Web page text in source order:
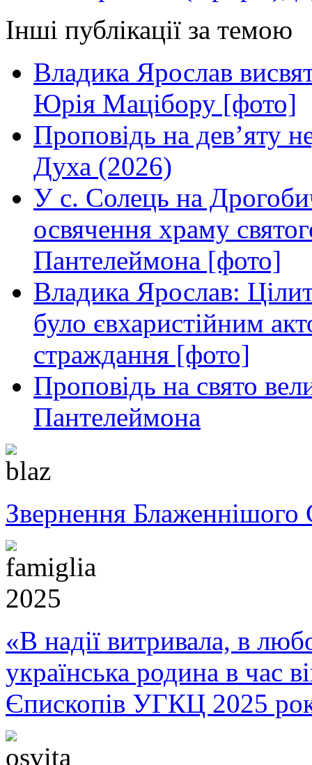
Інші публікації за темою
Владика Ярослав
Юрія Мацібору [фото]
Проповідь на дев’яту
Духа (2026)
У с. Солець на
освячення храму
Пантелеймона [фото]
Владика Ярослав:
було євхаристійним
страждання [фото]
Проповідь на свято
Пантелеймона
Звернення Блаженнішого
«В надії витривала, в
українська родина в час
Єпископів УГКЦ 2025